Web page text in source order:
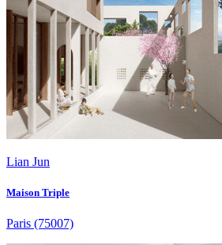
Lian Jun
Maison Triple
Paris (75007)